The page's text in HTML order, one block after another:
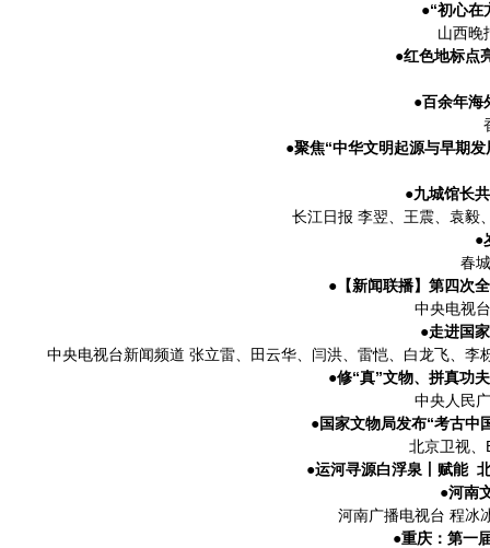
●“初心
山西晚
●红色地标点
●百余年
●聚焦“中华文明起源与早期
●九城馆长
长江日报 李翌、王震、袁毅
●
春
●【新闻联播】第四次
中央电视
●走进国
中央电视台新闻频道 张立雷、田云华、闫洪、雷恺、白龙飞、
●修“真”文物、拼真功
中央人民
●国家文物局发布“考古中
北京卫视
●运河寻源白浮泉丨赋能
●河南
河南广播电视台 程冰
●重庆：第一